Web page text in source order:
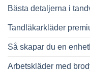
Bästa detaljerna i
Tandläkarkläder
Så skapar du en
Arbetskläder med